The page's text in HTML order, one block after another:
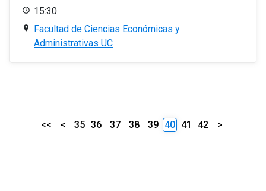
15:30
Facultad de Ciencias Económicas y
Administrativas UC
<< < 35 36 37 38 39 40 41 42 >